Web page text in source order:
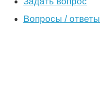
Вопросы / ответы